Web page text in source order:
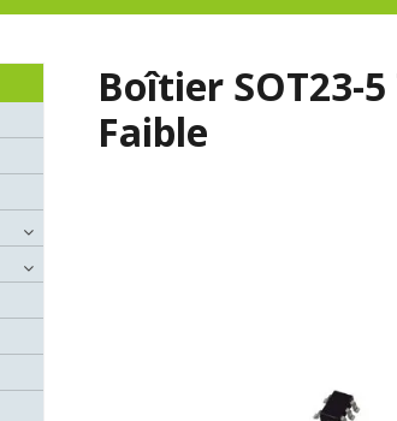
Boîtier SOT23-
Faible